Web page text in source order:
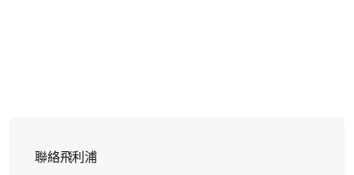
聯絡飛利浦